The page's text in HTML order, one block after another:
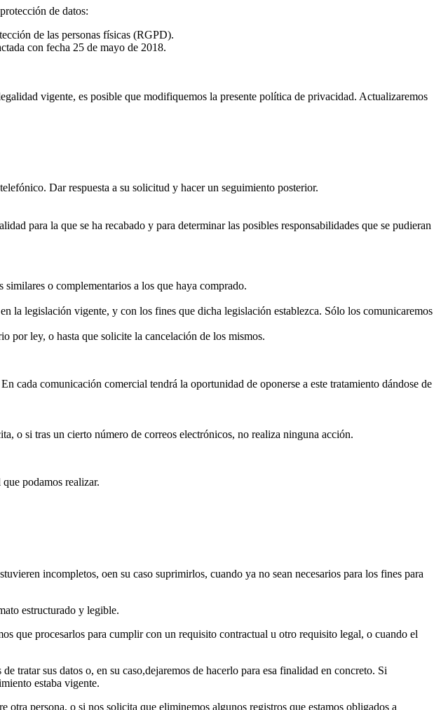
de datos:
de las personas físicas (RGPD).
con fecha 25 de mayo de 2018.
vigente, es posible que modifiquemos la presente política de privacidad. Actualizaremos
Dar respuesta a su solicitud y hacer un seguimiento posterior.
para la que se ha recabado y para determinar las posibles responsabilidades que se pudieran
o complementarios a los que haya comprado.
la legislación vigente, y con los fines que dicha legislación establezca. Sólo los comunicaremos
por ley, o hasta que solicite la cancelación de los mismos.
cada comunicación comercial tendrá la oportunidad de oponerse a este tratamiento dándose de
o si tras un cierto número de correos electrónicos, no realiza ninguna acción.
podamos realizar.
incompletos, oen su caso suprimirlos, cuando ya no sean necesarios para los fines para
estructurado y legible.
que procesarlos para cumplir con un requisito contractual u otro requisito legal, o cuando el
tratar sus datos o, en su caso,dejaremos de hacerlo para esa finalidad en concreto. Si
estaba vigente.
persona, o si nos solicita que eliminemos algunos registros que estamos obligados a